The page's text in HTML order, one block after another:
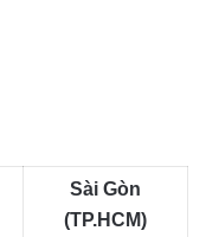
Sài Gòn
(TP.HCM)